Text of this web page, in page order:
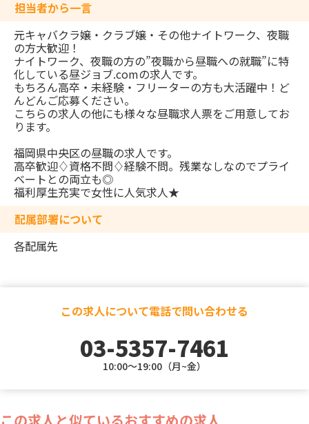
担当者から一言
元キャバクラ嬢・クラブ嬢・その他ナイトワーク、夜職
の方大歓迎！
ナイトワーク、夜職の方の”夜職から昼職への就職”に特
化している昼ジョブ.comの求人です。
もちろん高卒・未経験・フリーターの方も大活躍中！ど
んどんご応募ください。
こちらの求人の他にも様々な昼職求人票をご用意してお
ります。
福岡県中央区の昼職の求人です。
高卒歓迎♢資格不問♢経験不問。残業なしなのでプライ
ベートとの両立も◎
福利厚生充実で女性に人気求人★
配属部署について
各配属先
この求人について電話で問い合わせる
03-5357-7461
10:00～19:00（月~金）